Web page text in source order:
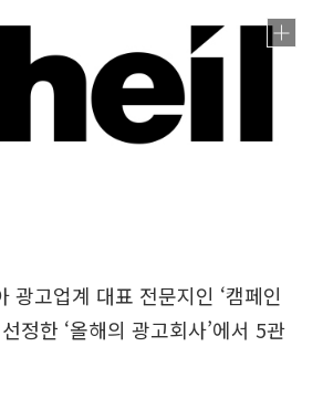
광고업계 대표 전문지인 ‘캠페인
정한 ‘올해의 광고회사’에서 5관